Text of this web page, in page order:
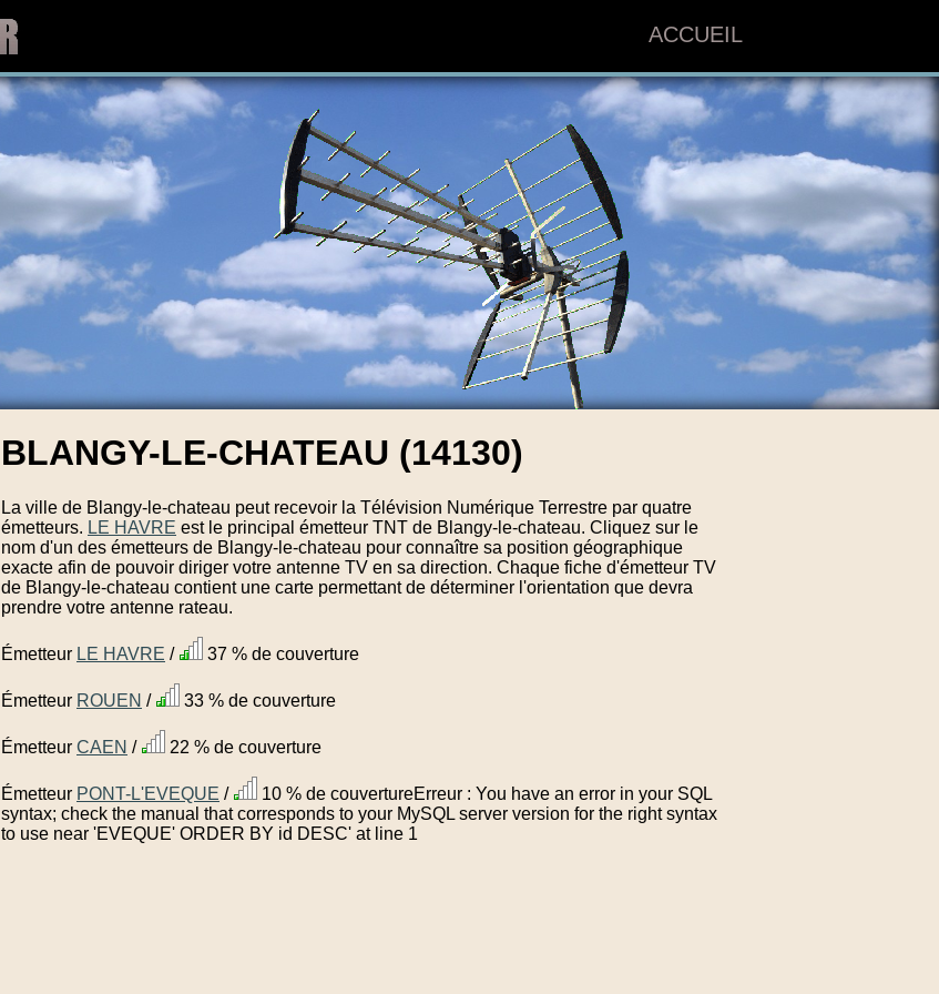
ACCUEIL
BLANGY-LE-CHATEAU (14130)
La ville de Blangy-le-chateau peut recevoir la Télévision Numérique Terrestre par quatre
émetteurs. LE HAVRE est le principal émetteur TNT de Blangy-le-chateau. Cliquez sur le
nom d'un des émetteurs de Blangy-le-chateau pour connaître sa position géographique
exacte afin de pouvoir diriger votre antenne TV en sa direction. Chaque fiche d'émetteur TV
de Blangy-le-chateau contient une carte permettant de déterminer l'orientation que devra
prendre votre antenne rateau.
Émetteur LE HAVRE / 37 % de couverture
Émetteur ROUEN / 33 % de couverture
Émetteur CAEN / 22 % de couverture
Émetteur PONT-L'EVEQUE /
10 % de couvertureErreur : You have an error in your SQL
syntax; check the manual that corresponds to your MySQL server version for the right syntax
to use near 'EVEQUE' ORDER BY id DESC' at line 1